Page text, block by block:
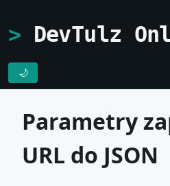
DevTulz
🌙
Parametry
URL do JSON